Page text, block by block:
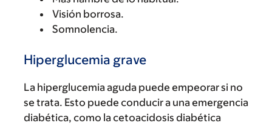
Visión borrosa.
Somnolencia.
Hiperglucemia grave
La hiperglucemia aguda puede empeorar si no
se trata. Esto puede conducir a una emergencia
diabética, como la cetoacidosis diabética